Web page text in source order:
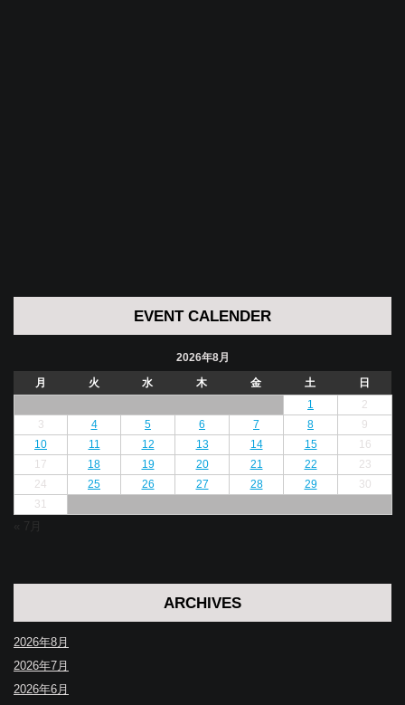
EVENT CALENDER
2026年8月
月
火 水 木 金 土
日
1
2
3
4 5 6 7 8
9
10
11 12 13 14 15
16
17
18 19 20 21 22
23
24
25 26 27 28 29
30
31
« 7月
ARCHIVES
2026年8月
2026年7月
2026年6月